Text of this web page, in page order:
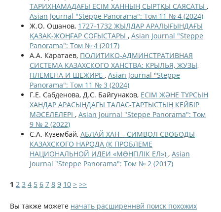
ТАРИХНАМАДАҒЫ ЕСІМ ХАННЫҢ СЫРТҚЫ САЯСАТЫ ,
Asian Journal "Steppe Panorama": Том 11 № 4 (2024)
Ж.О. Ошанов, 1727-1732 ЖЫЛДАР АРАЛЫҒЫНДАҒЫ
ҚАЗАҚ-ЖОҢҒАР СОҒЫСТАРЫ , Asian Journal "Steppe
Panorama": Том № 4 (2017)
А.А. Каратаев, ПОЛИТИКО-АДМИНСТРАТИВНАЯ
СИСТЕМА КАЗАХСКОГО ХАНСТВА: КРЫЛЬЯ, ЖУЗЫ,
ПЛЕМЕНА И ШЕЖИРЕ , Asian Journal "Steppe
Panorama": Том 11 № 3 (2024)
Г.Е. Сабденова, Д.С. Байгунаков, ЕСІМ ЖӘНЕ ТҰРСЫН
ХАНДАР АРАСЫНДАҒЫ ТАЛАС-ТАРТЫСТЫҢ КЕЙБІР
МӘСЕЛЕЛЕРІ , Asian Journal "Steppe Panorama": Том
9 № 2 (2022)
С.А. Кузембай, АБЛАЙ ХАН – СИМВОЛ СВОБОДЫ
КАЗАХСКОГО НАРОДА (К ПРОБЛЕМЕ
НАЦИОНАЛЬНОЙ ИДЕИ «МƏҢГІЛІК ЕЛ») , Asian
Journal "Steppe Panorama": Том № 2 (2017)
1 2 3 4 5 6 7 8 9 10 > >>
Вы также можете начать расширеннвй поиск похожих